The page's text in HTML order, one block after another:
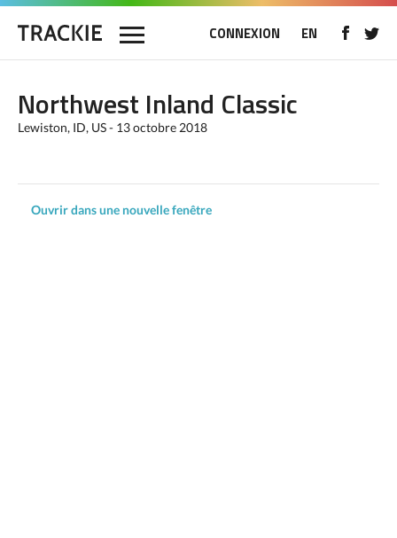
CONNEXION EN
Northwest Inland Classic
Lewiston, ID, US - 13 octobre 2018
Ouvrir dans une nouvelle fenêtre